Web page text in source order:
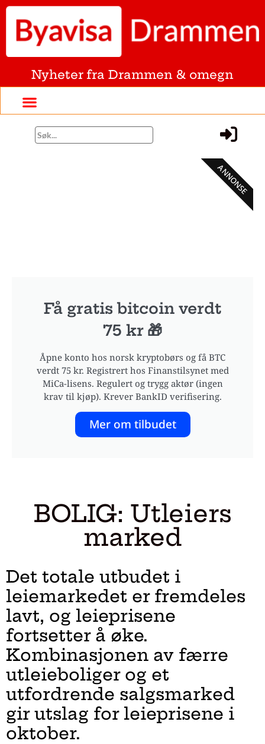
Nyheter fra Drammen & omegn
Få gratis bitcoin verdt
75 kr 🎁
Åpne konto hos norsk kryptobørs og få BTC
verdt 75 kr. Registrert hos Finanstilsynet med
MiCa-lisens. Regulert og trygg aktør (ingen
krav til kjøp). Krever BankID verifisering.
Mer om tilbudet
ANNONSE
BOLIG: Utleiers
marked
Det totale utbudet i
leiemarkedet er fremdeles
lavt, og leieprisene
fortsetter å øke.
Kombinasjonen av færre
utleieboliger og et
utfordrende salgsmarked
gir utslag for leieprisene i
oktober.